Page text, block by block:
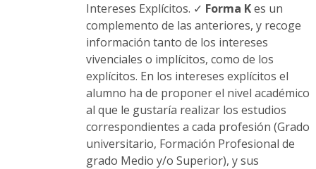
Intereses Explícitos. ✓ Forma Kes un
complemento de las anteriores, y recoge
información tanto de los intereses
vivenciales o implícitos, como de los
explícitos. En los intereses explícitos el
alumno ha de proponer el nivel académico
al que le gustaría realizar los estudios
correspondientes a cada profesión (Grado
universitario, Formación Profesional de
grado Medio y/o Superior), y sus